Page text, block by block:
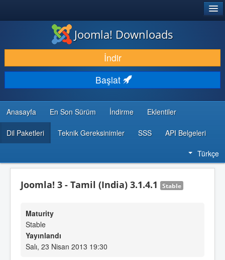
İNDIR & GENIŞLET
KEŞFET & ÖĞREN
TOPLULUK & DESTEK
GELIŞTIRICI KAYNAKLARI
Joomla! Downloads
İndir
Başlat
Anasayfa En Son Sürüm İndirme Eklentiler
Dil Paketleri Teknik Gereksinimler SSS API Belgeleri
Türkçe
Joomla! 3 - Tamil (India) 3.1.4.1 Stable
Maturity
Stable
Yayınlandı
Salı, 23 Nisan 2013 19:30